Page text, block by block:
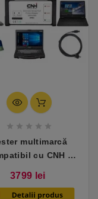
    
multimarcă
cu CNH –
3799 lei